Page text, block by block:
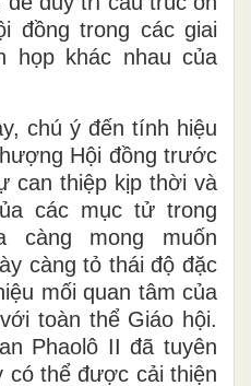
đồng trong các giai
họp khác nhau của
chú ý đến tính hiệu
Hội đồng trước
can thiệp kịp thời và
các mục tử trong
càng mong muốn
càng tỏ thái độ đặc
mối quan tâm của
toàn thể Giáo hội.
Phaolô II đã tuyên
có thể được cải thiện